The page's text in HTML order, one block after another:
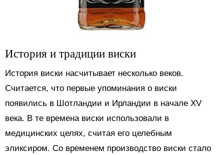
История и традиции виски
История виски насчитывает несколько веков.
Считается, что первые упоминания о виски
появились в Шотландии и Ирландии в начале XV
века. В те времена виски использовали в
медицинских целях, считая его целебным
эликсиром. Со временем производство виски стало